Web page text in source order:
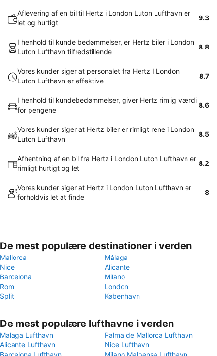
Aflevering af en bil til Hertz i London Luton Lufthavn er
let og hurtigt
9.3
I henhold til kunde bedømmelser, er Hertz biler i London
Luton Lufthavn tilfredstillende
8.8
Vores kunder siger at personalet fra Hertz I London
Luton Lufthavn er effektive
8.7
I henhold til kundebedømmelser, giver Hertz rimlig værdi
for pengene
8.6
Vores kunder siger at Hertz biler er rimligt rene i London
Luton Lufthavn
8.5
Afhentning af en bil fra Hertz i London Luton Lufthavn er
rimligt hurtigt og let
8.2
Vores kunder siger at Hertz i London Luton Lufthavn er
forholdvis let at finde
8
De mest populære destinationer i verden
Mallorca
Málaga
Nice
Alicante
Barcelona
Milano
Rom
London
Split
København
De mest populære lufthavne i verden
Malaga Lufthavn
Palma de Mallorca Lufthavn
Alicante Lufthavn
Nice Lufthavn
Barcelona Lufthavn
Milano Malpensa Lufthavn